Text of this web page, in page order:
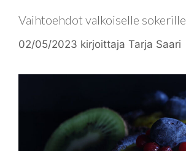
Vaihtoehdot valkoiselle sokerille
02/05/2023 kirjoittaja Tarja Saari